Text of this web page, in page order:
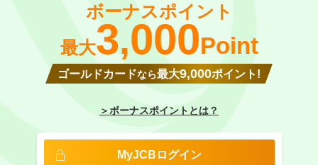
ボーナスポイント
最大3,000Point
ゴールドカードなら最大9,000ポイント!
＞ボーナスポイントとは？
MyJCBログイン